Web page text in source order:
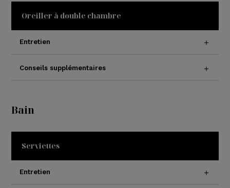
Oreiller à double chambre
Entretien
Conseils supplémentaires
Bain
Serviettes
Entretien